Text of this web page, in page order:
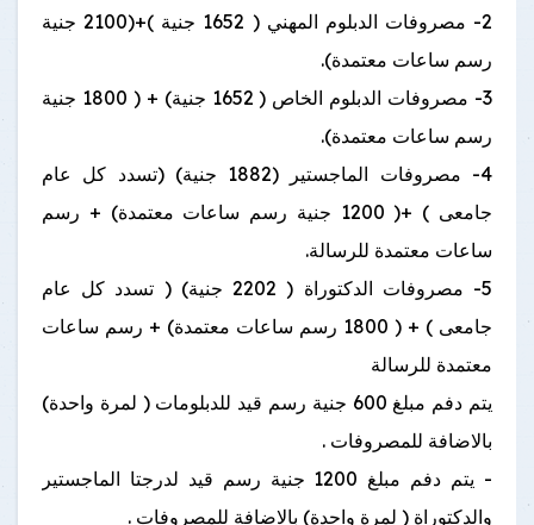
2- مصروفات الدبلوم المهني ( 1652 جنية )+(2100 جنية
رسم ساعات معتمدة).
3- مصروفات الدبلوم الخاص ( 1652 جنية) + ( 1800 جنية
رسم ساعات معتمدة).
4- مصروفات الماجستير (1882 جنية) (تسدد كل عام
جامعى ) +( 1200 جنية رسم ساعات معتمدة) + رسم
ساعات معتمدة للرسالة.
5- مصروفات الدكتوراة ( 2202 جنية) ( تسدد كل عام
جامعى ) + ( 1800 رسم ساعات معتمدة) + رسم ساعات
معتمدة للرسالة
يتم دفم مبلغ 600 جنية رسم قيد للدبلومات ( لمرة واحدة)
بالاضافة للمصروفات .
- يتم دفم مبلغ 1200 جنية رسم قيد لدرجتا الماجستير
والدكتوراة ( لمرة واحدة) بالاضافة للمصروفات .